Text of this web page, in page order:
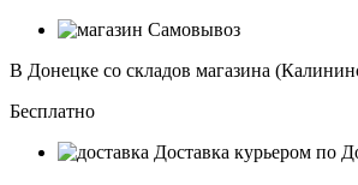
Самовывоз
В Донецке со складов магазина
Бесплатно
Доставка курьером по